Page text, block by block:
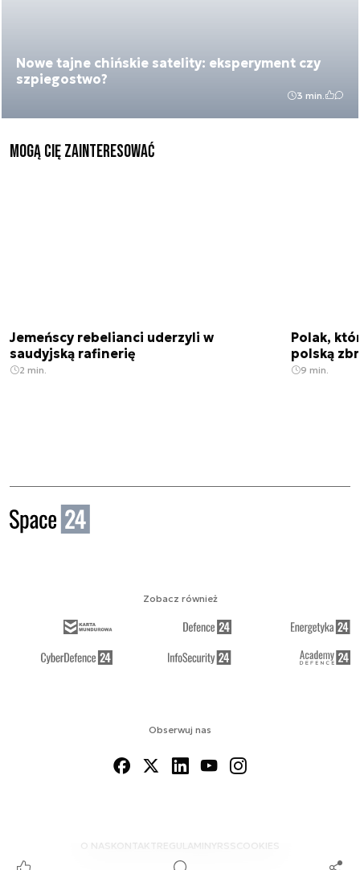
Nowe tajne chińskie satelity: eksperyment czy
szpiegostwo?
3 min.
Mogą Cię zainteresować
Jemeńscy rebelianci uderzyli w
saudyjską rafinerię
2 min.
Polak,
polską
9 min.
Obserwuj nas
O NAS KONTAKTREGULAMINYRSS COOKIES
Zobacz również